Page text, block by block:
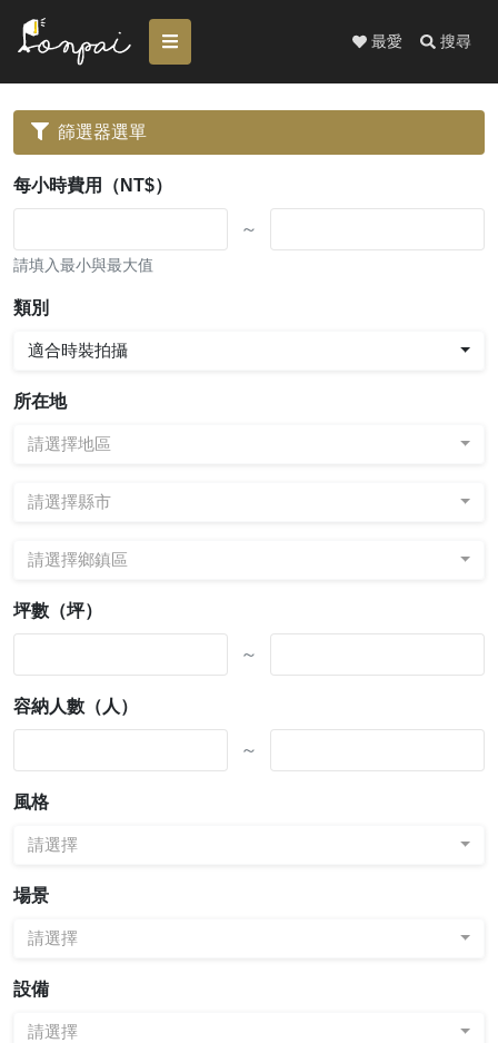
最愛 搜尋
篩選器選單
每小時費用（NT$）
～
請填入最小與最大值
類別
適合時裝拍攝
所在地
請選擇地區
請選擇縣市
請選擇鄉鎮區
坪數（坪）
～
容納人數（人）
～
風格
請選擇
場景
請選擇
設備
請選擇